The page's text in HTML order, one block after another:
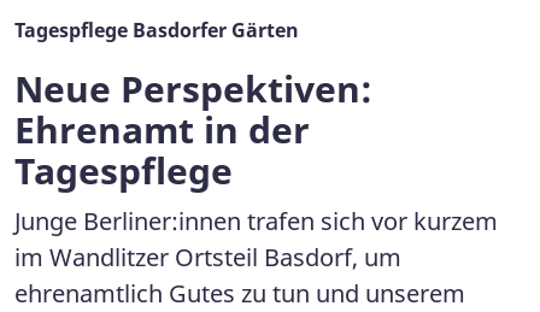
Tagespflege Basdorfer Gärten
Neue Perspektiven:
Ehrenamt in der
Tagespflege
Junge Berliner:innen trafen sich vor kurzem
im Wandlitzer Ortsteil Basdorf, um
ehrenamtlich Gutes zu tun und unserem